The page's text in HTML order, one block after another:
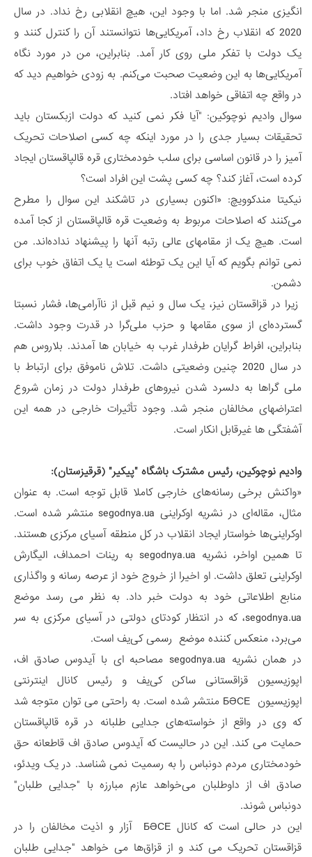
انگیزی منجر شد. اما با وجود این، هیچ انقلابی رخ نداد. در سال
2020 که انقلاب رخ داد، آمریکایی‌ها نتوانستند آن را کنترل کنند و
یک دولت با تفکر ملی روی کار آمد. بنابراین، من در مورد نگاه
آمریکایی‌ها به این وضعیت صحبت می‌کنم. به زودی خواهیم دید که
در واقع چه اتفاقی خواهد افتاد.
سوال وادیم نوچوکین: "آیا فکر نمی کنید که دولت ازبکستان باید
تحقیقات بسیار جدی را در مورد اینکه چه کسی اصلاحات تحریک
آمیز را در قانون اساسی برای سلب خودمختاری قره قالپاقستان ایجاد
کرده است، آغاز کند؟ چه کسی پشت این افراد است؟
نیکیتا مندکوویچ: «اکنون بسیاری در تاشکند این سوال را مطرح
می‌کنند که اصلاحات مربوط به وضعیت قره قالپاقستان از کجا آمده
است. هیچ یک از مقامهای عالی رتبه آنها را پیشنهاد نداده‌اند. من
نمی توانم بگویم که آیا این یک توطئه است یا یک اتفاق خوب برای
دشمن.
زیرا در قزاقستان نیز، یک سال و نیم قبل از ناآرامی‌ها، فشار نسبتا
گسترده‌ای از سوی مقامها و حزب ملی‌گرا در قدرت وجود داشت.
بنابراین، افراط گرایان طرفدار غرب به خیابان ها آمدند. بلاروس هم
در سال 2020 چنین وضعیتی داشت. تلاش ناموفق برای ارتباط با
ملی گراها به دلسرد شدن نیروهای طرفدار دولت در زمان شروع
اعتراضهای مخالفان منجر شد. وجود تأثیرات خارجی در همه این
آشفتگی ها غیرقابل انکار است.
وادیم نوچوکین، رئیس مشترک باشگاه "پیکیر" (قرقیزستان):
«واکنش برخی رسانه‌های خارجی کاملا قابل توجه است. به عنوان
مثال، مقاله‌ای در نشریه اوکراینی segodnya.ua منتشر شده است.
اوکراینی‌ها خواستار ایجاد انقلاب در کل منطقه آسیای مرکزی هستند.
تا همین اواخر، نشریه segodnya.ua به رینات احمداف، الیگارش
اوکراینی تعلق داشت. او اخیرا از خروج خود از عرصه رسانه و واگذاری
منابع اطلاعاتی خود به دولت خبر داد. به نظر می رسد موضع
segodnya.ua، که در انتظار کودتای دولتی در آسیای مرکزی به سر
می‌برد، منعکس کننده موضع رسمی کی‌یف است.
در همان نشریه segodnya.ua مصاحبه ای با آیدوس صادق اف،
اپوزیسیون قزاقستانی ساکن کی‌یف و رئیس کانال اینترنتی
اپوزیسیون БӘСЕ منتشر شده است. به راحتی می توان متوجه شد
که وی در واقع از خواسته‌های جدایی طلبانه در قره قالپاقستان
حمایت می کند. این در حالیست که آیدوس صادق اف قاطعانه حق
خودمختاری مردم دونباس را به رسمیت نمی شناسد. در یک ویدئو،
صادق اف از داوطلبان می‌خواهد عازم مبارزه با "جدایی طلبان"
دونباس شوند.
این در حالی است که کانال БӘСЕ آزار و اذیت مخالفان را در
قزاقستان تحریک می کند و از قزاق‌ها می خواهد "جدایی طلبان